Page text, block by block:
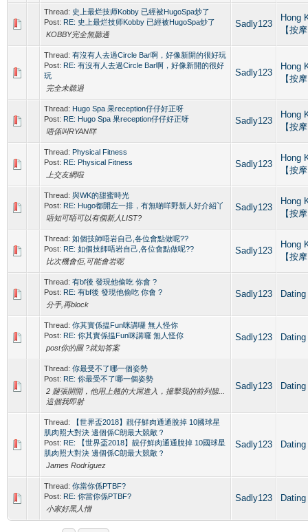
Thread: 史上最烂技师Kobby 已經被HugoSpa炒了
Post: RE: 史上最烂技师Kobby 已經被HugoSpa炒了
KOBBY完全無聽過
Sadly123
Hong
【按
Thread: 有沒有人去過Circle Bar啊，好像新開的很好玩
Post: RE: 有沒有人去過Circle Bar啊，好像新開的很好
玩
完全未聽過
Sadly123
Hong
【按
Thread: Hugo Spa 果reception仔仔好正呀
Post: RE: Hugo Spa 果reception仔仔好正呀
唔係叫RYAN咩
Sadly123
Hong
【按
Thread: Physical Fitness
Post: RE: Physical Fitness
上交友網啦
Sadly123
Hong
【按
Thread: 與WK的甜蜜時光
Post: RE: Hugo都開左一排，有無啲咩野新人好介紹丫
唔知可唔可以有個新人LIST?
Sadly123
Hong
【按
Thread: 如個技師唔岩自己,各位會點做呢??
Post: RE: 如個技師唔岩自己,各位會點做呢??
比次機會佢,可能會岩呢
Sadly123
Hong
【按
Thread: 有bf後 發現他偷吃 你會 ?
Post: RE: 有bf後 發現他偷吃 你會 ?
分手,再block
Sadly123
Thread: 你其實係揾Fun咪講囉 無人怪你
Post: RE: 你其實係揾Fun咪講囉 無人怪你
post你的圖 ?就知答案
Sadly123
Thread: 你最受不了哪一個姿勢
Post: RE: 你最受不了哪一個姿勢
2 腿張開開，他用上翹的大屌進入，撞擊我的前列腺...
這個我即射
Sadly123
Thread:
【世界盃2018】靚仔鮮肉通通脫掉 10國球星
肌肉照大對決 邊個係C朗最大競敵？
Post: RE: 【世界盃2018】靚仔鮮肉通通脫掉 10國球星
肌肉照大對決 邊個係C朗最大競敵？
James Rodríguez
Sadly123
Thread: 你當你係PTBF?
Post: RE: 你當你係PTBF?
小家好黑人憎
Sadly123